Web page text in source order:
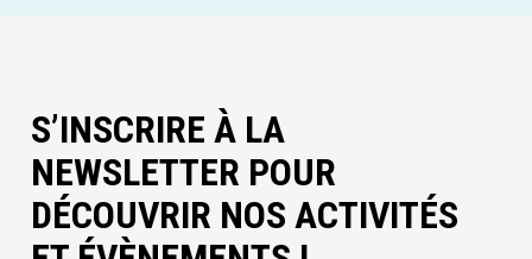
S’INSCRIRE À LA
NEWSLETTER POUR
DÉCOUVRIR NOS ACTIVITÉS